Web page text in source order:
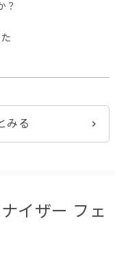
？
みる
イザー フェ